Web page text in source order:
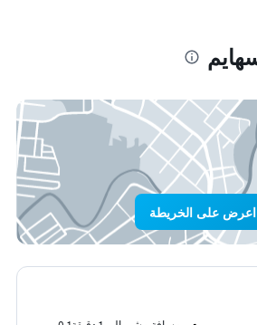
اعرض على الخريطة